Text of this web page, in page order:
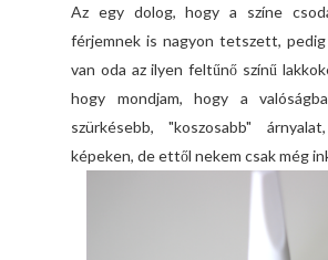
Az egy dolog, hogy a színe
férjemnek is nagyon tetszett,
van oda az ilyen feltűnő színű
hogy mondjam, hogy a
szürkésebb, "koszosabb"
képeken, de ettől nekem csak még